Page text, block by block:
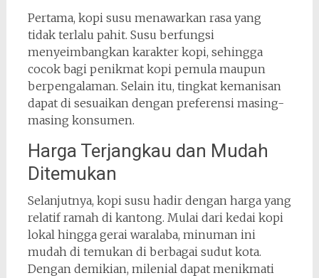
Pertama, kopi susu menawarkan rasa yang
tidak terlalu pahit. Susu berfungsi
menyeimbangkan karakter kopi, sehingga
cocok bagi penikmat kopi pemula maupun
berpengalaman. Selain itu, tingkat kemanisan
dapat di sesuaikan dengan preferensi masing-
masing konsumen.
Harga Terjangkau dan Mudah
Ditemukan
Selanjutnya, kopi susu hadir dengan harga yang
relatif ramah di kantong. Mulai dari kedai kopi
lokal hingga gerai waralaba, minuman ini
mudah di temukan di berbagai sudut kota.
Dengan demikian, milenial dapat menikmati